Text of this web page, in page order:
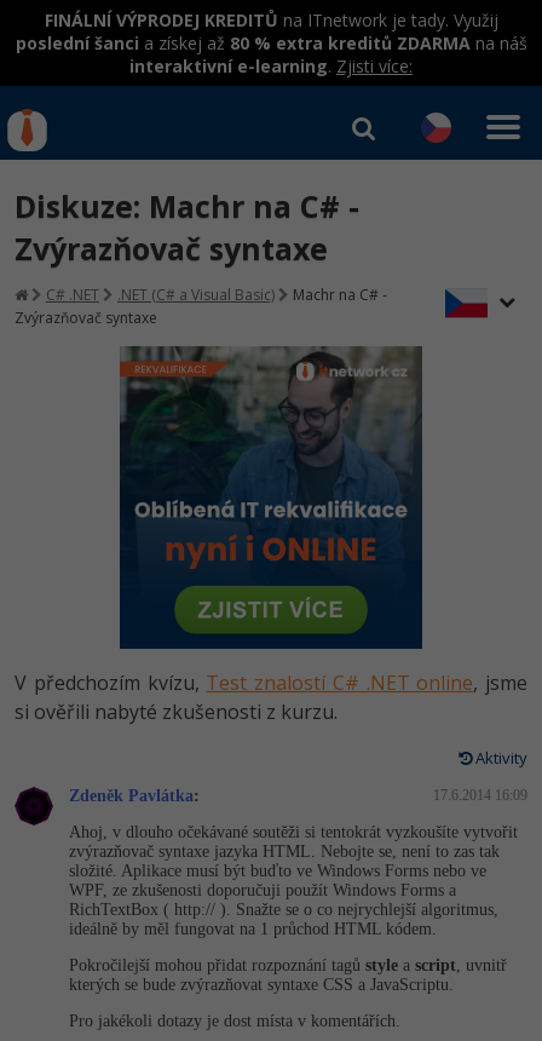
FINÁLNÍ VÝPRODEJ KREDITŮ na ITnetwork je tady. Využij
poslední šanci a získej až 80 % extra kreditů ZDARMAna náš
interaktivní e-learning. Zjisti více:
Rekvalifikace a kurzy
hrazené úřadem práce
Workshopy zdarma
Umělá inteligence v praxi
Datová analýza v praxi
Školení
Základy programování
Objektové programování - OOP
Umělá inteligence
HTML5, CSS3, Bootstrap, SEO
SQL a databáze
Testování a verzování
Spring
ASP.NET MVC
Django
Školení dle technologií
JavaScript
Python
MySQL/MariaDB
MS-SQL
SQLite
Kurzy IT profesí
Junior programátor
Programátor WWW aplikací
Senior programátor
Front-end developer
Vývojář mobilních aplikací
Specialista na AI a bigdata
C# Game developer
Webdesigner
Tester
Systémový administrátor
Grafik / UX/UI návrhář
3D grafik
Projektový manažer
Kurzy programování
Jak začít?
-80%
C#.NET
Python -80%
JavaScript -80%
PHP
-80%
Swift
Kotlin -80%
C -80%
VB.NET
SQL
Přihlásit se|Registrovat
Diskuze: Machr na C# -
Zvýrazňovač syntaxe
C# .NET .NET (C# a Visual Basic)
Machr na C# -
Zvýrazňovač syntaxe
V předchozím kvízu, Test znalostí C# .NET online, jsme
si ověřili nabyté zkušenosti z kurzu.
Aktivity
Zdeněk Pavlátka: 17.6.2014 16:09
Ahoj, v dlouho očekávané soutěži si tentokrát vyzkoušíte vytvořit
zvýrazňovač syntaxe jazyka HTML. Nebojte se, není to zas tak
složité. Aplikace musí být buďto ve Windows Forms nebo ve
WPF, ze zkušenosti doporučuji použít Windows Forms a
RichTextBox ( http:// ). Snažte se o co nejrychlejší algoritmus,
ideálně by měl fungovat na 1 průchod HTML kódem.
Pokročilejší mohou přidat rozpoznání tagů style a script, uvnitř
kterých se bude zvýrazňovat syntaxe CSS a JavaScriptu.
Pro jakékoli dotazy je dost místa v komentářích.